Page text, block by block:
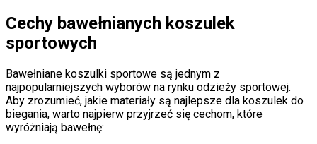
Cechy bawełnianych koszulek
sportowych
Bawełniane koszulki sportowe są jednym z
najpopularniejszych wyborów na rynku odzieży sportowej.
Aby zrozumieć, jakie materiały są najlepsze dla koszulek do
biegania, warto najpierw przyjrzeć się cechom, które
wyróżniają bawełnę: